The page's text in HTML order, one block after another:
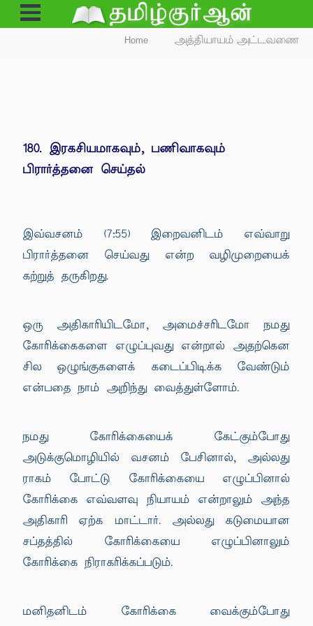
Open
Menu
Home அத்தியாயம் அட்டவணை
180. இரகசியமாகவும், பணிவாகவும்
பிரார்த்தனை செய்தல்
இவ்வசனம் (7:55) இறைவனிடம் எவ்வாறு
பிரார்த்தனை செய்வது என்ற வழிமுறையைக்
கற்றுத் தருகிறது.
ஒரு அதிகாரியிடமோ, அமைச்சரிடமோ நமது
கோரிக்கைகளை எழுப்புவது என்றால் அதற்கென
சில ஒழுங்குகளைக் கடைப்பிடிக்க வேண்டும்
என்பதை நாம் அறிந்து வைத்துள்ளோம்.
நமது கோரிக்கையைக் கேட்கும்போது
அடுக்குமொழியில் வசனம் பேசினால், அல்லது
ராகம் போட்டு கோரிக்கையை எழுப்பினால்
கோரிக்கை எவ்வளவு நியாயம் என்றாலும் அந்த
அதிகாரி ஏற்க மாட்டார். அல்லது கடுமையான
சப்தத்தில் கோரிக்கையை எழுப்பினாலும்
கோரிக்கை நிராகரிக்கப்படும்.
மனிதனிடம் கோரிக்கை வைக்கும்போது